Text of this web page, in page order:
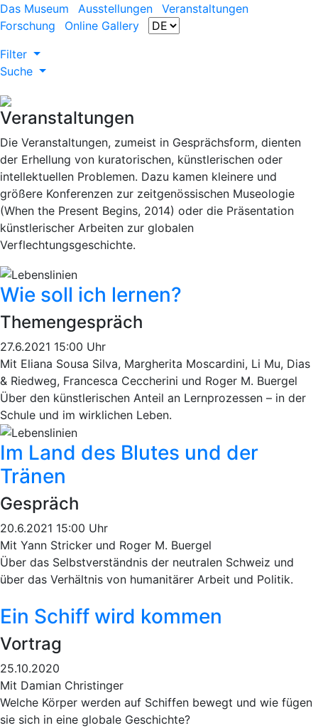
Das Museum Ausstellungen
Veranstaltungen
Forschung
Online Gallery
Filter
Suche
Veranstaltungen
Die Veranstaltungen, zumeist in Gesprächsform, dienten
der Erhellung von kuratorischen, künstlerischen oder
intellektuellen Problemen. Dazu kamen kleinere und
größere Konferenzen zur zeitgenössischen Museologie
(When the Present Begins, 2014) oder die Präsentation
künstlerischer Arbeiten zur globalen
Verflechtungsgeschichte.
Wie soll ich lernen?
Themengespräch
27.6.2021 15:00 Uhr
Mit Eliana Sousa Silva, Margherita Moscardini, Li Mu, Dias
& Riedweg, Francesca Ceccherini und Roger M. Buergel
Über den künstlerischen Anteil an Lernprozessen – in der
Schule und im wirklichen Leben.
Im Land des Blutes und der
Tränen
Gespräch
20.6.2021 15:00 Uhr
Mit Yann Stricker und Roger M. Buergel
Über das Selbstverständnis der neutralen Schweiz und
über das Verhältnis von humanitärer Arbeit und Politik.
Ein Schiff wird kommen
Vortrag
25.10.2020
Mit Damian Christinger
Welche Körper werden auf Schiffen bewegt und wie fügen
sie sich in eine globale Geschichte?